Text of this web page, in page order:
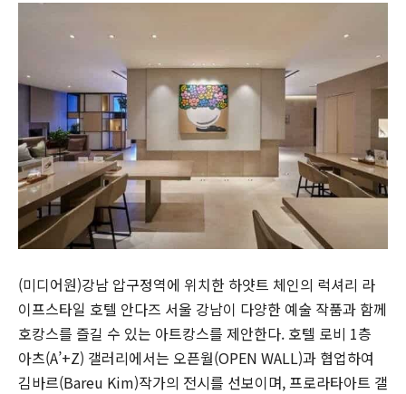
(미디어원)강남 압구정역에 위치한 하얏트 체인의 럭셔리 라
이프스타일 호텔 안다즈 서울 강남이 다양한 예술 작품과 함께
호캉스를 즐길 수 있는 아트캉스를 제안한다. 호텔 로비 1층
아츠(A’+Z) 갤러리에서는 오픈월(OPEN WALL)과 협업하여
김바르(Bareu Kim)작가의 전시를 선보이며, 프로라타아트 갤